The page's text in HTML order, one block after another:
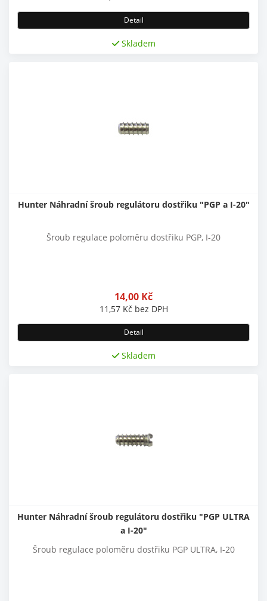
Detail
Skladem
Hunter Náhradní šroub regulátoru dostřiku "PGP a I-20"
Šroub regulace poloměru dostřiku PGP, I-20
14,00 Kč
11,57 Kč bez DPH
Detail
Skladem
Hunter Náhradní šroub regulátoru dostřiku "PGP ULTRA
a I-20"
Šroub regulace poloměru dostřiku PGP ULTRA, I-20